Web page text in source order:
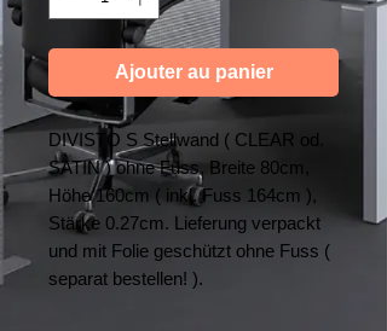
Ajouter au panier
DIVISTO S Stellwand ( CLEAR od.
SATIN ) ohne Fuss, Breite 80cm,
Höhe 160cm ( inkl. Fuss 164cm ),
Stärke 0.27cm. Lieferung verpackt
und mit Folie geschützt ohne Fuss (
separat bestellen! ).